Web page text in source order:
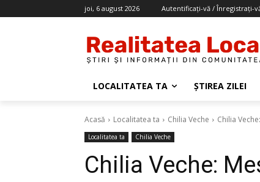
joi, 6 august 2026 Autentificați-vă / Înregistrați-
LOCALITATEA TA ȘTIREA ZILEI
Acasă Localitatea ta Chilia Veche Chilia
Localitatea ta Chilia Veche
Chilia Veche: